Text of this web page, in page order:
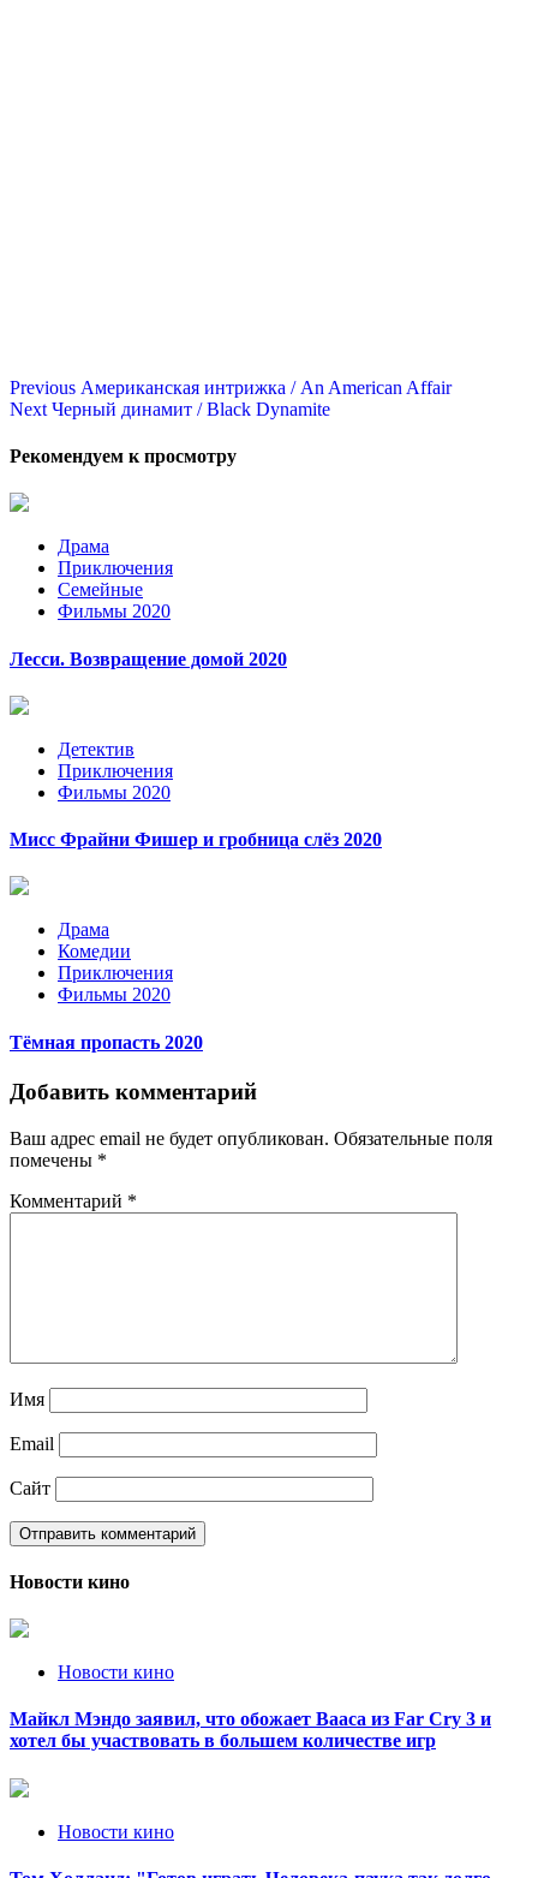
Continue
Reading
Previous Американская интрижка / An American Affair
Next Черный динамит / Black Dynamite
Рекомендуем к просмотру
Драма
Приключения
Семейные
Фильмы 2020
Лесси. Возвращение домой 2020
Детектив
Приключения
Фильмы 2020
Мисс Фрайни Фишер и гробница слёз 2020
Драма
Комедии
Приключения
Фильмы 2020
Тёмная пропасть 2020
Добавить комментарий
Ваш адрес email не будет опубликован. Обязательные поля
помечены *
Комментарий *
Имя
Email
Сайт
Новости кино
Новости кино
Майкл Мэндо заявил, что обожает Вааса из Far Cry 3 и
хотел бы участвовать в большем количестве игр
Новости кино